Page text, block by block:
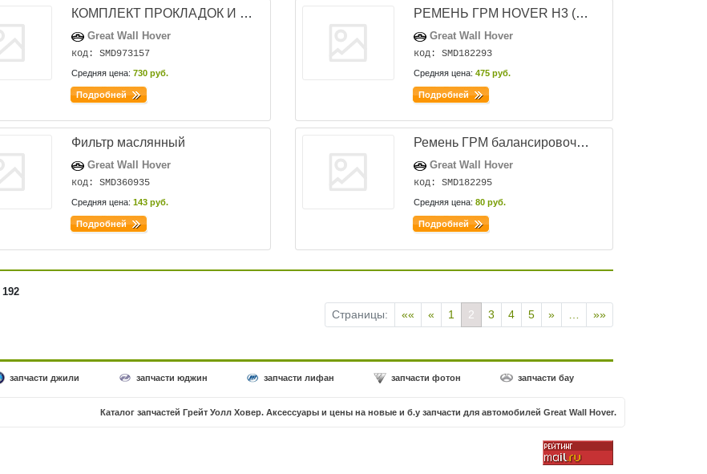
КОМПЛЕКТ ПРОКЛАДОК И РТИ ДВИГАТЕЛЯ (ПОЛНЫЙ) HOVER 4G64
Great Wall Hover
код: SMD973157
Средняя цена: 730 руб.
Подробней
РЕМЕНЬ ГРМ HOVER H3 (ДВИГ. 4G63) 2,0 / (Tiggo) 2.4 MD336149 большой оригинал
Great Wall Hover
код: SMD182293
Средняя цена:475 руб.
Подробней
Фильтр маслянный
Great Wall Hover
код: SMD360935
Средняя цена: 143 руб.
Подробней
Ремень ГРМ балансировочный
Great Wall Hover
код: SMD182295
Средняя цена:80 руб.
Подробней
Страницы: «« « 1 2 3 4 5 » »»
запчасти джили запчасти юджин запчасти лифан запчасти фотон запчасти бау
Каталог запчастей Грейт Уолл Ховер. Аксессуары и цены на новые и б.у запчасти для автомобилей Great Wall Hover.